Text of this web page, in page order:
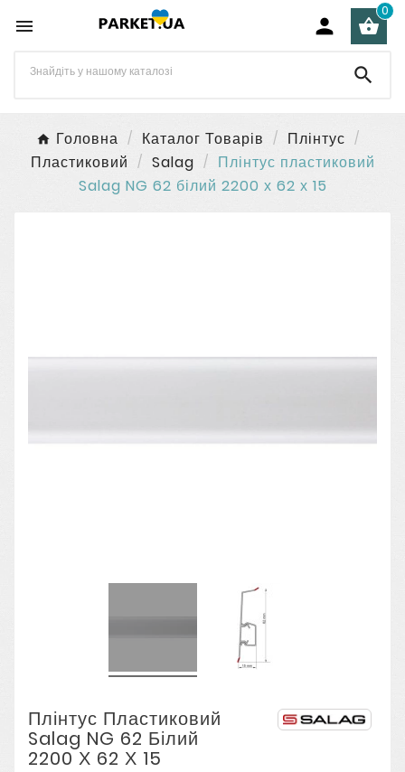
  
0

Головна Каталог Товарів
Плінтус
Пластиковий
Salag
Плінтус пластиковий
Salag NG 62 білий 2200 х 62 х 15
Плінтус Пластиковий
Salag NG 62 Білий
2200 Х 62 Х 15